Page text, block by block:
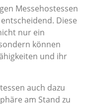
Messehostessen
Diese
nur ein
können
und ihr
auch dazu
am Stand zu